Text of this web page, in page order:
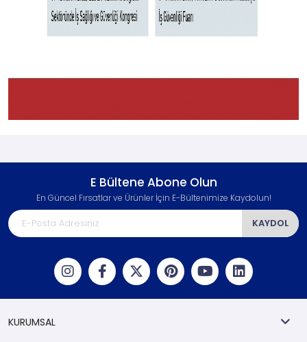
E Bültene Abone Olun
En Güncel Fırsatlar ve Ürünler İçin E-Bültenimize Kaydolun!
KAYDOL
KURUMSAL